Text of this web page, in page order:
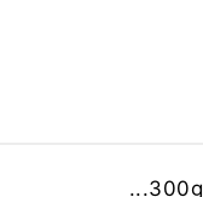
...300g